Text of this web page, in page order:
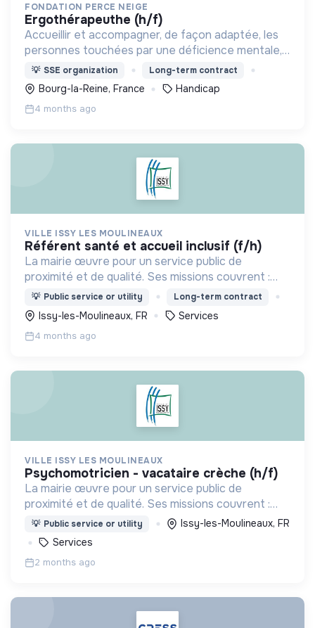
FONDATION PERCE NEIGE
ergothérapeuthe (h/f)
Accueillir et accompagner, de façon adaptée, les
personnes touchées par une déficience mentale,
un handicap physique ou psychique
💡 SSE organization Long-term contract
Bourg-la-Reine, France Handicap
4 months ago
VILLE ISSY LES MOULINEAUX
référent santé et accueil inclusif (f/h)
La mairie œuvre pour un service public de
proximité et de qualité. Ses missions couvrent :
l'enfance, l’action sociale, la culture, la sécurité,
l’aménagement urbain, la transition numérique etc.
💡 Public service or utility Long-term contract
Issy-les-Moulineaux, FR Services
4 months ago
VILLE ISSY LES MOULINEAUX
psychomotricien - vacataire crèche (h/f)
La mairie œuvre pour un service public de
proximité et de qualité. Ses missions couvrent :
l'enfance, l’action sociale, la culture, la sécurité,
l’aménagement urbain, la transition numérique etc.
💡 Public service or utility
Issy-les-Moulineaux, FR
Services
2 months ago